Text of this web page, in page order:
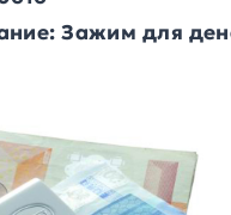
Зажим для